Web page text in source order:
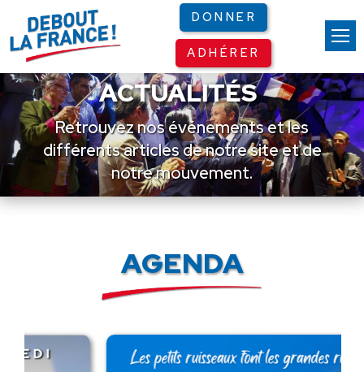
DONNER
ADHÉRER
ACTUALITÉS
Retrouvez nos événements et les
différents articles de notre site et de
notre mouvement.
AGENDA
Panneau de gestion des cookies